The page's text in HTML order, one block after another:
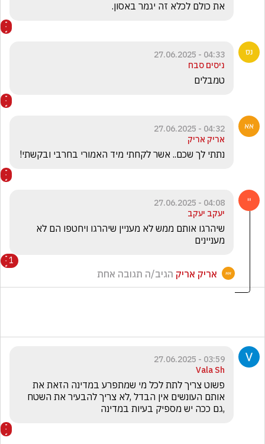
את כולם לכלא זה יגמר באסון.
04:33 - 27.06.2025
ניסים סבח
טמבלים
04:32 - 27.06.2025
אריק אריק
נתתי לך שכם.. אשר לקחתי מיד האמורי בחרבי ובקשתי!
04:08 - 27.06.2025
יעקב יעקב
מעניינים
1
אריק אריק הגיב/ה תגובה אחת
03:59 - 27.06.2025
Vala Sh
,גם ככה יש מספיק בעיות במדינה